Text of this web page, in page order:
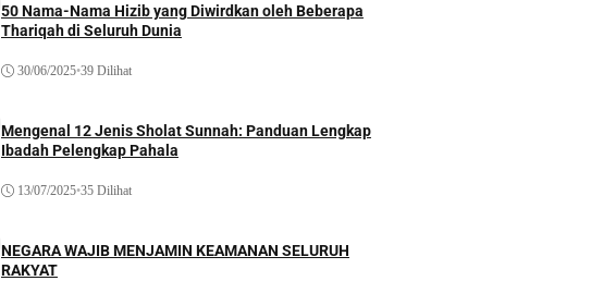
50 Nama-Nama Hizib yang Diwirdkan oleh Beberapa
Thariqah di Seluruh Dunia
30/06/2025•39 Dilihat
Mengenal 12 Jenis Sholat Sunnah: Panduan Lengkap
Ibadah Pelengkap Pahala
13/07/2025•35 Dilihat
NEGARA WAJIB MENJAMIN KEAMANAN SELURUH
RAKYAT